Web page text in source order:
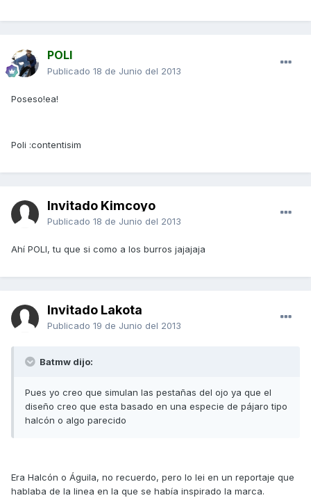
POLI
Publicado 18 de Junio del 2013
Poseso!ea!
Poli :contentisim
Invitado Kimcoyo
Publicado 18 de Junio del 2013
Ahí POLI, tu que si como a los burros jajajaja
Invitado Lakota
Publicado 19 de Junio del 2013
Batmw dijo:
Pues yo creo que simulan las pestañas del ojo ya que el
diseño creo que esta basado en una especie de pájaro tipo
halcón o algo parecido
Era Halcón o Águila, no recuerdo, pero lo lei en un reportaje que
hablaba de la linea en la que se había inspirado la marca.